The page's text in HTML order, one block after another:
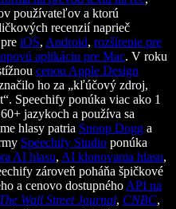
používateľov a ktorú
recenzií naprieč
iOS, Android, rozšírenie pre
aplikáciu pre Mac. V roku
cenou Apple Design
ho za „kľúčový zdroj,
Speechify ponúka viac ako 1
jazykoch a používa sa
hlasy patria Snoop Dogg a
Speechify Studio ponúka
AI hlasu, AI klonovania hlasu,
zároveň poháňa špičkové
a cenovo dostupného API na
The Wall Street Journal, CNBC,